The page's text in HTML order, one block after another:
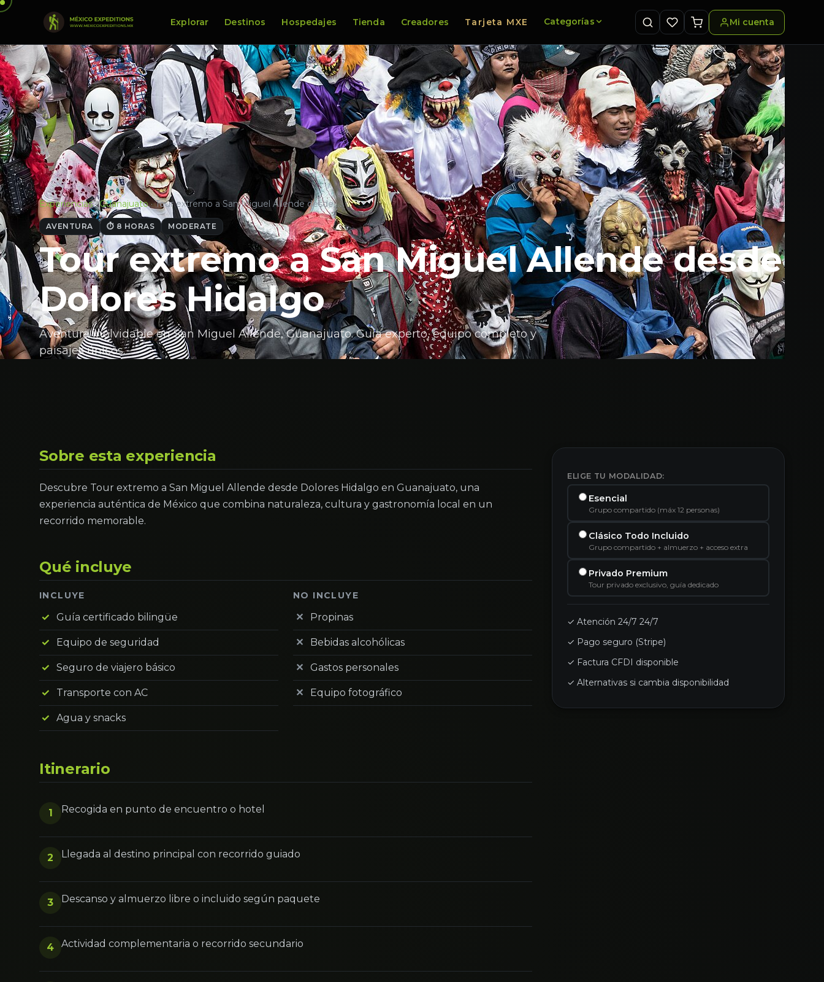
Explorar Destinos Hospedajes Tienda Creadores Tarjeta MXE Categorías Mi cuenta
Experiencias · Guanajuato · Tour extremo a San Miguel Allende desde …
AVENTURA ⏱ 8 HORAS MODERATE
Tour extremo a San Miguel Allende desde
Dolores Hidalgo
Aventura inolvidable en San Miguel Allende, Guanajuato. Guía experto, equipo completo y
paisajes únicos.
Sobre esta experiencia
Descubre Tour extremo a San Miguel Allende desde Dolores Hidalgo en Guanajuato, una
experiencia auténtica de México que combina naturaleza, cultura y gastronomía local en un
recorrido memorable.
Qué incluye
INCLUYE
Guía certificado bilingüe
Equipo de seguridad
Seguro de viajero básico
Transporte con AC
Agua y snacks
NO INCLUYE
Propinas
Bebidas alcohólicas
Gastos personales
Equipo fotográfico
Itinerario
1 Recogida en punto de encuentro o hotel
2 Llegada al destino principal con recorrido guiado
3 Descanso y almuerzo libre o incluido según paquete
4 Actividad complementaria o recorrido secundario
ELIGE TU MODALIDAD:
Esencial
Grupo compartido (máx 12 personas)
Clásico Todo Incluido
Grupo compartido + almuerzo + acceso extra
Privado Premium
Tour privado exclusivo, guía dedicado
✓ Atención 24/7 24/7
✓ Pago seguro (Stripe)
✓ Factura CFDI disponible
✓ Alternativas si cambia disponibilidad